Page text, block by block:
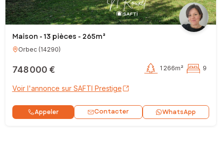
Maison - 13 pièces - 265m²
Orbec(14290)
748 000 € 1 266m² 9
Voir l'annonce sur SAFTI Prestige
Appeler Contacter WhatsApp